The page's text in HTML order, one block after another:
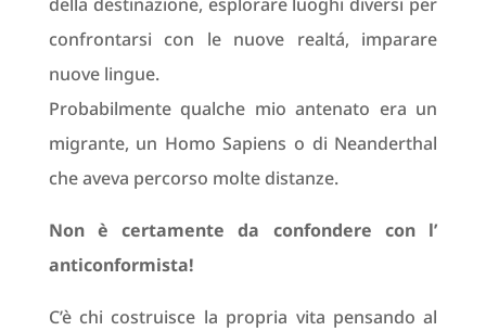
confrontarsi con le nuove realtá, imparare
nuove lingue.
Probabilmente qualche mio antenato era un
migrante, un Homo Sapiens o di Neanderthal
che aveva percorso molte distanze.
Non è certamente da confondere con l’
anticonformista!
C’è chi costruisce la propria vita pensando al